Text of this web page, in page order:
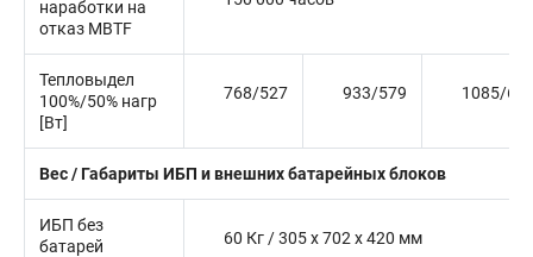
наработки на
отказ MBTF
Тепловыдел
100%/50% нагр
[Вт]
768/527 933/579 1085/
Вес / Габариты ИБП и внешних батарейных блоков
ИБП без
батарей
60 Кг / 305 x 702 x 420 мм